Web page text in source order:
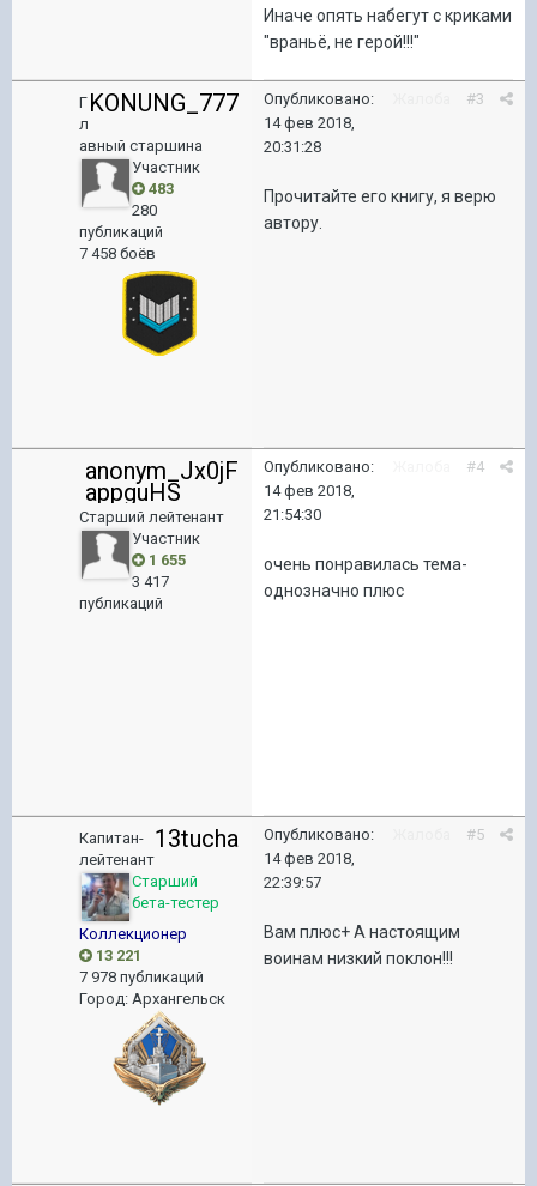
Иначе опять набегут с криками
"враньё, не герой!!!"
KONUNG_777
Г
л
авный старшина
Участник
483
280
публикаций
7 458 боёв
#3
Опубликовано:
14 фев 2018,
20:31:28
Прочитайте его книгу, я верю
автору.
anonym_Jx0jF
appguHS
Старший лейтенант
Участник
1 655
3 417
публикаций
#4
Опубликовано:
14 фев 2018,
21:54:30
очень понравилась тема-
однозначно плюс
13tucha
Капитан-
лейтенант
Старший
бета-тестер
Коллекционер
13 221
7 978 публикаций
Город: Архангельск
#5
Опубликовано:
14 фев 2018,
22:39:57
Вам плюс+ А настоящим
воинам низкий поклон!!!